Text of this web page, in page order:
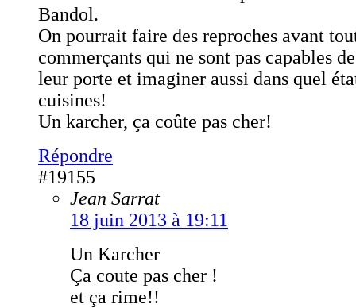
Bandol.
On pourrait faire des reproches avant
commerçants qui ne sont pas capables
leur porte et imaginer aussi dans quel
cuisines!
Un karcher, ça coûte pas cher!
Répondre
#19155
Jean Sarrat
18 juin 2013 à 19:11
Un Karcher
Ça coute pas cher !
et ça rime!!